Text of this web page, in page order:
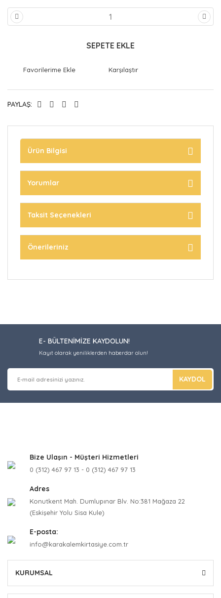
SEPETE EKLE
Karşılaştır
PAYLAŞ:
Ürün Bilgisi
Yorumlar
Taksit Seçenekleri
Önerileriniz
E- BÜLTENİMİZE KAYDOLUN!
Kayıt olarak yeniliklerden haberdar olun!
KAYDOL
Bize Ulaşın - Müşteri Hizmetleri
0 (312) 467 97 13 - 0 (312) 467 97 13
Adres
Konutkent Mah. Dumlupınar Blv. No:381 Mağaza 22
(Eskişehir Yolu Sisa Kule)
E-posta:
info@karakalemkirtasiye.com.tr
KURUMSAL